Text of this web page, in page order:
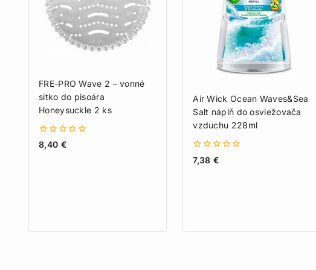
FRE-PRO Wave 2 – vonné
sitko do pisoára
Honeysuckle 2 ks
0
z
8,40 €
Air Wick Ocean Waves&Sea
Salt náplň do osviežovača
vzduchu 228ml
0
7,38 €